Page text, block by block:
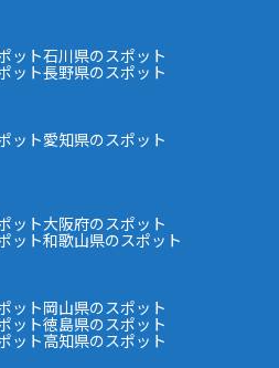
ット石川県のスポット
ット長野県のスポット
ット愛知県のスポット
ット大阪府のスポット
ット和歌山県のスポット
ット岡山県のスポット
ット徳島県のスポット
ット高知県のスポット